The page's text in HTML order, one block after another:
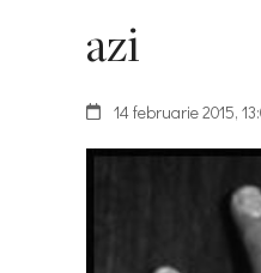
azi
14 februarie 2015,